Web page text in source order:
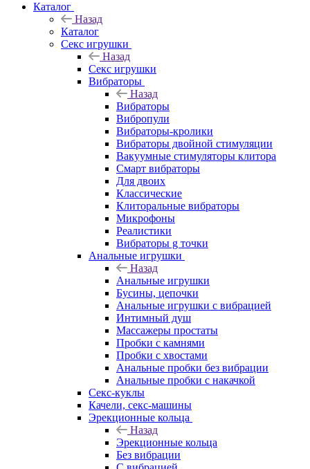
Каталог
Назад
Каталог
Секс игрушки
Назад
Секс игрушки
Вибраторы
Назад
Вибраторы
Вибропули
Вибраторы-кролики
Вибраторы двойной стимуляции
Вакуумные стимуляторы клитора
Смарт вибраторы
Для двоих
Классические
Клиторальные вибраторы
Микрофоны
Реалистики
Вибраторы g точки
Анальные игрушки
Назад
Анальные игрушки
Бусины, цепочки
Анальные игрушки с вибрацией
Интимный душ
Массажеры простаты
Пробки с камнями
Пробки с хвостами
Анальные пробки без вибрации
Анальные пробки с накачкой
Секс-куклы
Качели, секс-машины
Эрекционные кольца
Назад
Эрекционные кольца
Без вибрации